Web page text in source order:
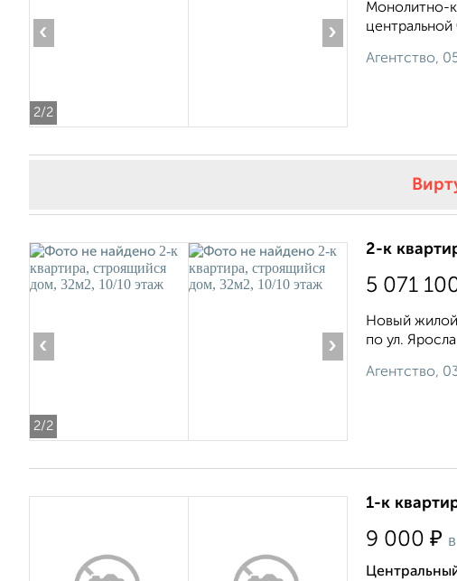
2/2
‹ ›
Монолитно-
Агентство,
2/2
‹ ›
2-к
5 071
Новый жилой
по ул.
Агентство,
1-к
9 000 ₽